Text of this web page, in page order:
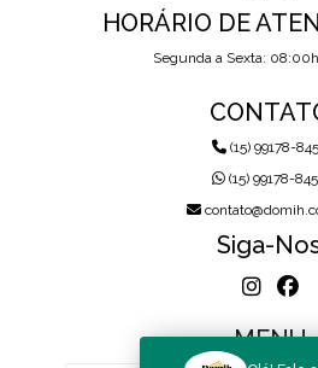
HORÁRIO DE
Segunda a Sexta:
(15) 99178-
(15) 99178-
Siga-
MENU